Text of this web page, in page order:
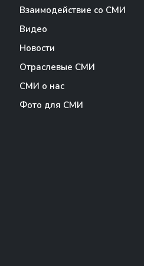
Взаимодействие со СМИ
Видео
Новости
Отраслевые СМИ
СМИ о нас
Фото для СМИ